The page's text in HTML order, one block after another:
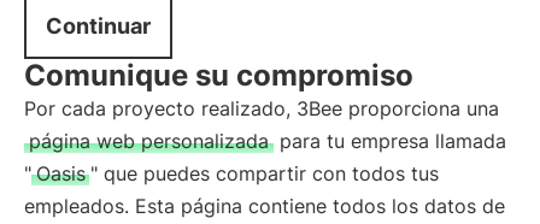
Continuar
Comunique su compromiso
Por cada proyecto realizado, 3Bee proporciona una
página web personalizada para tu empresa llamada
" Oasis " que puedes compartir con todos tus
empleados. Esta página contiene todos los datos de